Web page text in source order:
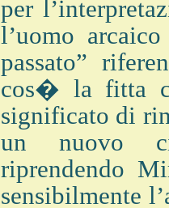
per
l’uomo
passato”
cos� la fitta
significato di
un nuovo
riprendendo
sensibilmente